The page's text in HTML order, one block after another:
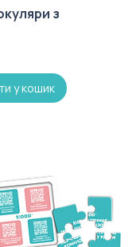
з
у кошик